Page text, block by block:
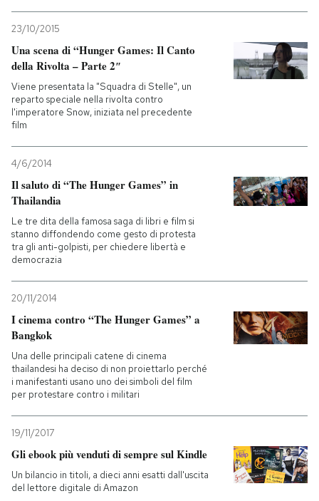
23/10/2015
Una scena di “Hunger Games: Il Canto
della Rivolta – Parte 2″
Viene presentata la "Squadra di Stelle", un
reparto speciale nella rivolta contro
l'imperatore Snow, iniziata nel precedente
film
4/6/2014
Il saluto di “The Hunger Games” in
Thailandia
Le tre dita della famosa saga di libri e film si
stanno diffondendo come gesto di protesta
tra gli anti-golpisti, per chiedere libertà e
democrazia
20/11/2014
I cinema contro “The Hunger Games” a
Bangkok
Una delle principali catene di cinema
thailandesi ha deciso di non proiettarlo perché
i manifestanti usano uno dei simboli del film
per protestare contro i militari
19/11/2017
Gli ebook più venduti di sempre sul Kindle
Un bilancio in titoli, a dieci anni esatti dall'uscita
del lettore digitale di Amazon